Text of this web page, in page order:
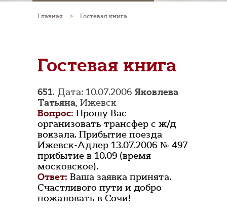
Главная > Гостевая книга
Гостевая книга
651. Дата: 10.07.2006 Яковлева
Татьяна, Ижевск
Вопрос: Прошу Вас
организовать трансфер с ж/д
вокзала. Прибытие поезда
Ижевск-Адлер 13.07.2006 № 497
прибытие в 10.09 (время
московское).
Ответ: Ваша заявка принята.
Счастливого пути и добро
пожаловать в Сочи!